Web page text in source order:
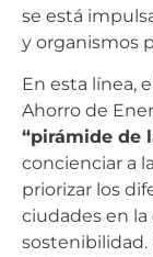
se está
y organismos
En esta línea,
Ahorro de
“pirámide de
concienciar a
priorizar los
ciudades en
sostenibilidad.